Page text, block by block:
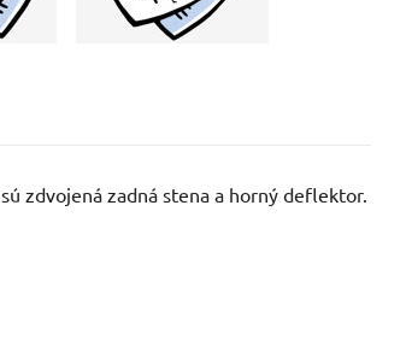
zdvojená zadná stena a horný deflektor.